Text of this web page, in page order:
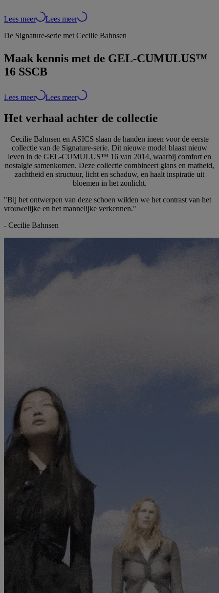
Lees meer
Lees meer
De Signature-serie met Cecilie Bahnsen
Maak kennis met de GEL-CUMULUS™
16 SSCB
Lees meer Lees meer
Het verhaal achter de collectie
Cecilie Bahnsen en ASICS slaan de handen ineen voor de eerste
collectie van de Signature-serie. Dit nieuwe model blaast nieuw
leven in de GEL-CUMULUS™ 16 van 2014, waarbij comfort en
nostalgie samenkomen. Deze collectie combineert glans en matheid,
zachtheid en structuur, licht en schaduw, en haalt inspiratie uit
bloemen in het zonlicht.
"Bij het ontwerpen van deze schoen wilden we het contrast van het
vrouwelijke en het mannelijke verkennen."
- Cecilie Bahnsen